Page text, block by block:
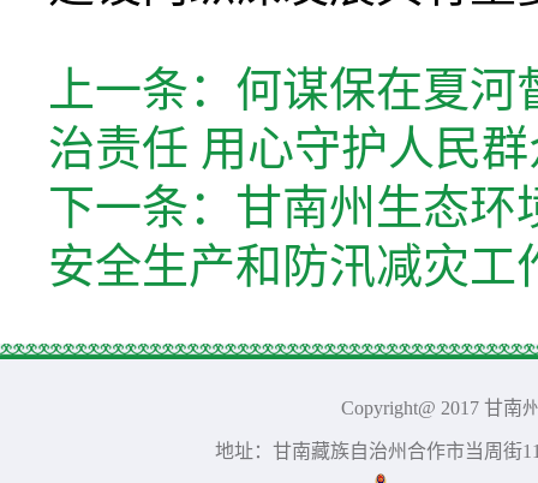
上一条： 何谋保在夏河
治责任 用心守护人民
下一条： 甘南州生态环
安全生产和防汛减灾工
Copyright@ 2017 甘南
地址：甘南藏族自治州合作市当周街